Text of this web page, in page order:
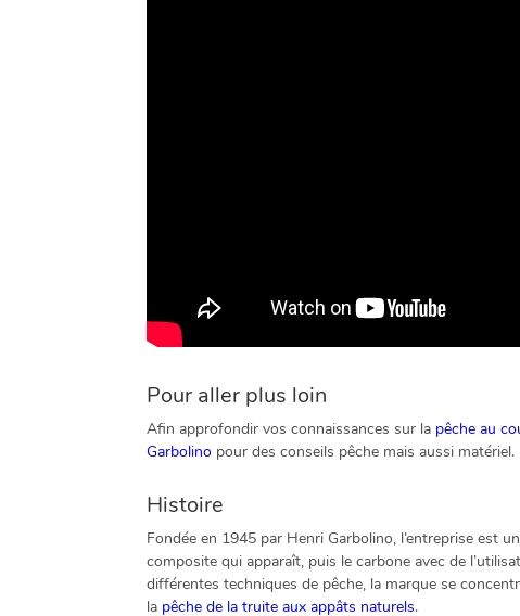
Pour aller plus loin
Afin approfondir vos connaissances sur la pêche au
Garbolino pour des conseils pêche mais aussi matériel.
Histoire
Fondée en 1945 par Henri Garbolino, l’entreprise est
composite qui apparaît, puis le carbone avec de
différentes techniques de pêche, la marque se
la pêche de la truite aux appâts naturels.